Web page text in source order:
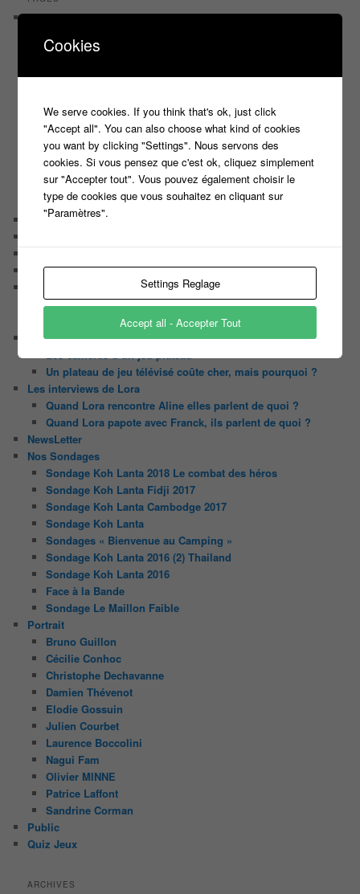
Castings
C’est quoi un directeur de casting ?
C’est quoi un casting ?
Tous les castings
Les 12 coups de midi
Les Z’Amours
N’oubliez Pas Les Paroles
Tout le monde veut prendre sa place
Chaine Youtube
Le candidat masqué
Le trombinoscope des Joueurs
Géraldine multirécidiviste des émissions TV
Serge le candidat qui a peur du noir.
Les coulisses des jeux
Les caméras d’un jeu plateau
Un plateau de jeu télévisé coûte cher, mais pourquoi ?
Les interviews de Lora
Quand Lora rencontre Aline elles parlent de quoi ?
Quand Lora papote avec Franck, ils parlent de quoi ?
NewsLetter
Nos Sondages
Sondage Koh Lanta 2018 Le combat des héros
Sondage Koh Lanta Fidji 2017
Sondage Koh Lanta Cambodge 2017
Sondage Koh Lanta
Sondages « Bienvenue au Camping »
Sondage Koh Lanta 2016 (2) Thailand
Sondage Koh Lanta 2016
Face à la Bande
Sondage Le Maillon Faible
Portrait
Bruno Guillon
Cécilie Conhoc
Christophe Dechavanne
Damien Thévenot
Elodie Gossuin
Julien Courbet
Laurence Boccolini
Nagui Fam
Olivier MINNE
Patrice Laffont
Sandrine Corman
Public
Quiz Jeux
ARCHIVES
Cookies
We serve cookies. If you think that's ok, just click
"Accept all". You can also choose what kind of cookies
you want by clicking "Settings". Nous servons des
cookies. Si vous pensez que c'est ok, cliquez simplement
sur "Accepter tout". Vous pouvez également choisir le
type de cookies que vous souhaitez en cliquant sur
"Paramètres".
Settings Reglage
Accept all - Accepter Tout